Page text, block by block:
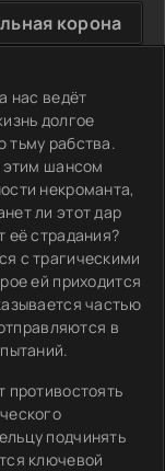
корона
нас ведёт
долгое
тьму рабства.
этим шансом
некроманта,
ли этот дар
её страдания?
с трагическими
ей приходится
частью
в
противостоять
подчинять
ключевой